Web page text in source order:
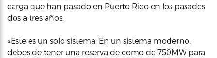
carga que han pasado en Puerto Rico en los pasados
dos a tres años.
«Este es un solo sistema. En un sistema moderno,
debes de tener una reserva de como de 750MW para